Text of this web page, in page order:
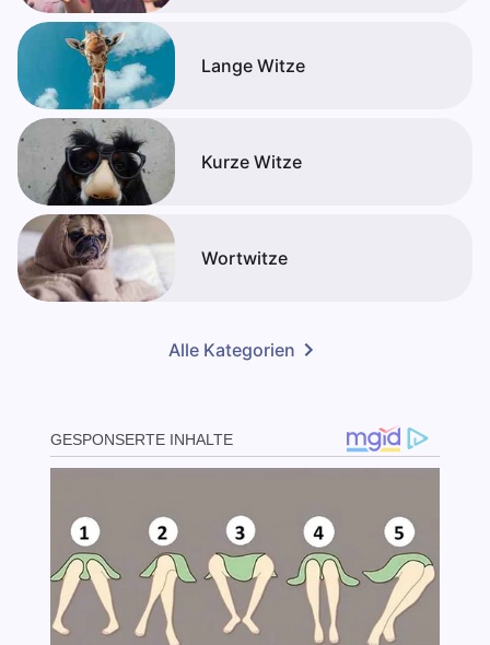
Lange Witze
Kurze Witze
Wortwitze
Alle Kategorien